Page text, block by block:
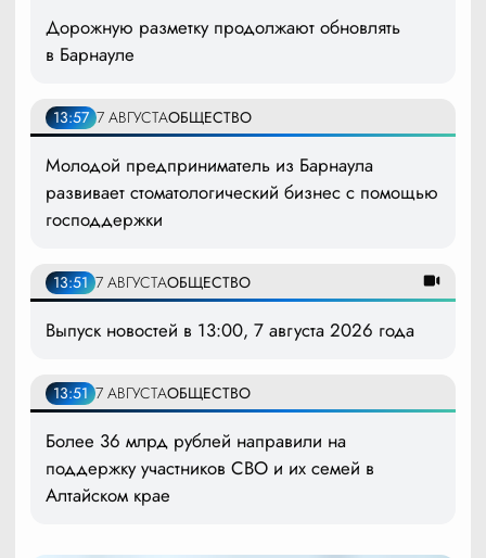
Дорожную разметку продолжают обновлять
в Барнауле
13:57 7 АВГУСТАОБЩЕСТВО
Молодой предприниматель из Барнаула
развивает стоматологический бизнес с помощью
господдержки
13:51 7 АВГУСТАОБЩЕСТВО
Выпуск новостей в 13:00, 7 августа 2026 года
13:51 7 АВГУСТАОБЩЕСТВО
Более 36 млрд рублей направили на
поддержку участников СВО и их семей в
Алтайском крае